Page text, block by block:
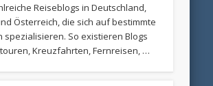
Reiseblogs in Deutschland,
Österreich, die sich auf bestimmte
spezialisieren. So existieren Blogs
Kreuzfahrten, Fernreisen, …